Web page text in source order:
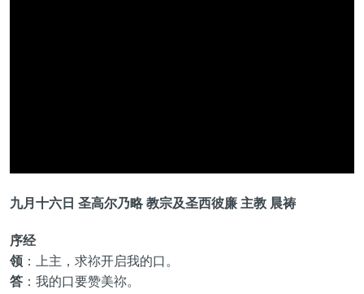
九月十六日 圣高尔乃略 教宗及圣西彼廉 主教晨祷
序经
领：上主，求祢开启我的口。
答：我的口要赞美祢。